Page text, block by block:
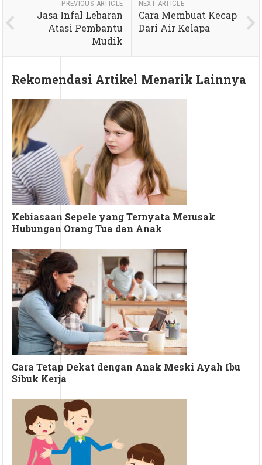
PREVIOUS ARTICLE
Jasa Infal Lebaran
Atasi Pembantu
Mudik
NEXT ARTICLE
Cara Membuat Kecap
Dari Air Kelapa
Rekomendasi Artikel Menarik Lainnya
Kebiasaan Sepele yang Ternyata Merusak
Hubungan Orang Tua dan Anak
Cara Tetap Dekat dengan Anak Meski Ayah Ibu
Sibuk Kerja